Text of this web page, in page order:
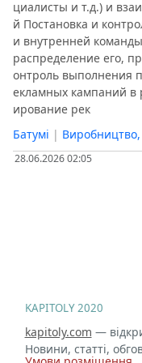
циалисты и т.д.) и
й Постановка и
и внутренней
распределение его,
онтроль выполнения
екламных кампаний в
ирование рек
Батумі |
28.06.2026 02:05
KAPITOLY 2020
kapitoly.com —
Новини, статті,